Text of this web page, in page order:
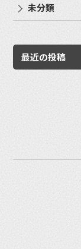
未分類
最近の投稿